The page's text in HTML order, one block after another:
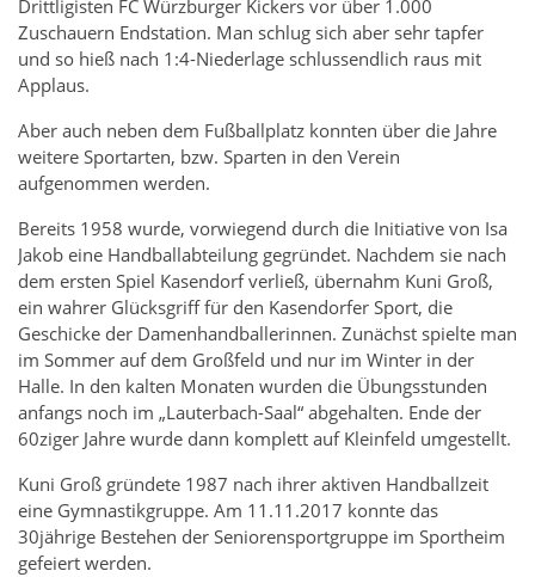
Drittligisten FC Würzburger Kickers vor über 1.000
Zuschauern Endstation. Man schlug sich aber sehr tapfer
und so hieß nach 1:4-Niederlage schlussendlich raus mit
Applaus.
Aber auch neben dem Fußballplatz konnten über die Jahre
weitere Sportarten, bzw. Sparten in den Verein
aufgenommen werden.
Bereits 1958 wurde, vorwiegend durch die Initiative von Isa
Jakob eine Handballabteilung gegründet. Nachdem sie nach
dem ersten Spiel Kasendorf verließ, übernahm Kuni Groß,
ein wahrer Glücksgriff für den Kasendorfer Sport, die
Geschicke der Damenhandballerinnen. Zunächst spielte man
im Sommer auf dem Großfeld und nur im Winter in der
Halle. In den kalten Monaten wurden die Übungsstunden
anfangs noch im „Lauterbach-Saal“ abgehalten. Ende der
60ziger Jahre wurde dann komplett auf Kleinfeld umgestellt.
Kuni Groß gründete 1987 nach ihrer aktiven Handballzeit
eine Gymnastikgruppe. Am 11.11.2017 konnte das
30jährige Bestehen der Seniorensportgruppe im Sportheim
gefeiert werden.